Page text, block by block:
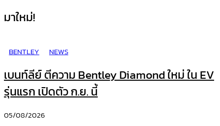
มาใหม่!
BENTLEY NEWS
เบนท์ลีย์ ตีความ Bentley Diamond ใหม่ ใน EV
รุ่นแรก เปิดตัว ก.ย. นี้
05/08/2026